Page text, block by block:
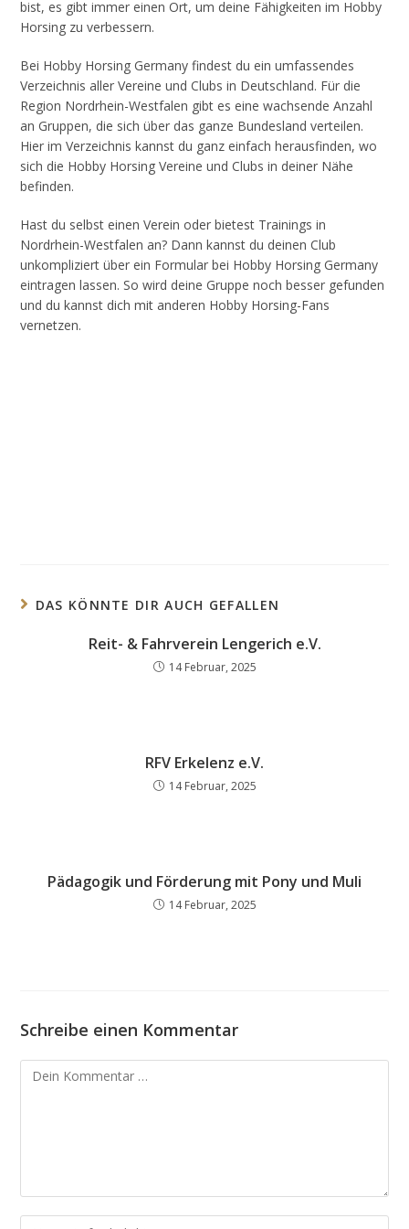
bist, es gibt immer einen Ort, um deine Fähigkeiten im Hobby
Horsing zu verbessern.
Bei Hobby Horsing Germany findest du ein umfassendes
Verzeichnis aller Vereine und Clubs in Deutschland. Für die
Region Nordrhein-Westfalen gibt es eine wachsende Anzahl
an Gruppen, die sich über das ganze Bundesland verteilen.
Hier im Verzeichnis kannst du ganz einfach herausfinden, wo
sich die Hobby Horsing Vereine und Clubs in deiner Nähe
befinden.
Hast du selbst einen Verein oder bietest Trainings in
Nordrhein-Westfalen an? Dann kannst du deinen Club
unkompliziert über ein Formular bei Hobby Horsing Germany
eintragen lassen. So wird deine Gruppe noch besser gefunden
und du kannst dich mit anderen Hobby Horsing-Fans
vernetzen.
DAS KÖNNTE DIR AUCH GEFALLEN
Reit- & Fahrverein Lengerich e.V.
14 Februar, 2025
RFV Erkelenz e.V.
14 Februar, 2025
Pädagogik und Förderung mit Pony und Muli
14 Februar, 2025
Schreibe einen Kommentar
Kommentar